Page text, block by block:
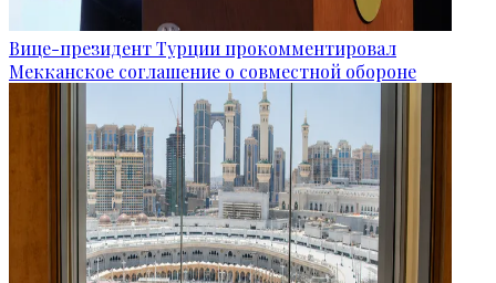
Вице-президент Турции прокомментировал
Мекканское соглашение о совместной обороне